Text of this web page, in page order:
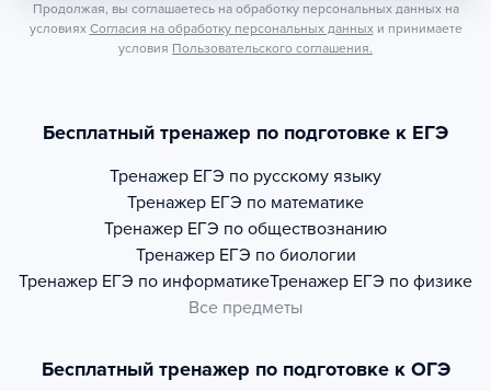
Продолжая, вы соглашаетесь на обработку персональных данных на
условиях Согласия на обработку персональных данных и принимаете
условия Пользовательского соглашения.
Бесплатный тренажер по подготовке к ЕГЭ
Тренажер ЕГЭ по русскому языку
Тренажер ЕГЭ по математике
Тренажер ЕГЭ по обществознанию
Тренажер ЕГЭ по биологии
Тренажер ЕГЭ по информатикеТренажер ЕГЭ по физике
Все предметы
Бесплатный тренажер по подготовке к ОГЭ